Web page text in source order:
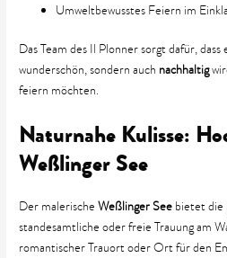
Umweltbewusstes Feiern im
Das Team des Il Plonner sorgt dafür,
wunderschön, sondern auch nachhaltig
feiern möchten.
Naturnahe Kulisse:
Weßlinger See
Der malerischeWeßlinger See bietet die
standesamtliche oder freie Trauung am
romantischer Trauort oder Ort für den